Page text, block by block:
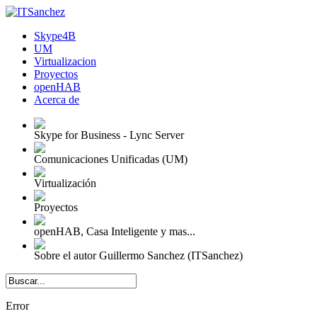
Skype4B
UM
Virtualizacion
Proyectos
openHAB
Acerca de
Skype for Business - Lync Server
Comunicaciones Unificadas (UM)
Virtualización
Proyectos
openHAB, Casa Inteligente y mas...
Sobre el autor Guillermo Sanchez (ITSanchez)
Error